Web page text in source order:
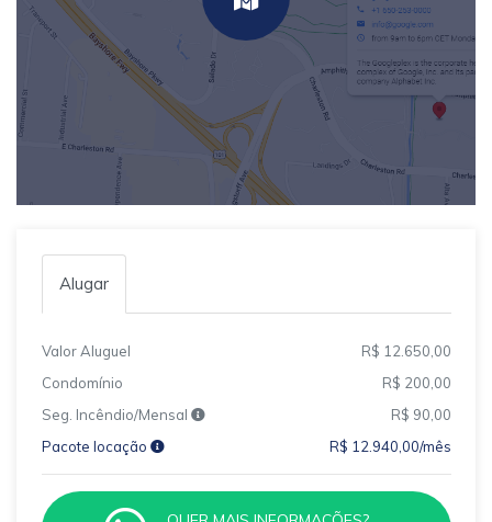
Alugar
Valor Aluguel
R$ 12.650,00
Condomínio
R$ 200,00
Seg. Incêndio/Mensal
R$ 90,00
Pacote locação
R$ 12.940,00/mês